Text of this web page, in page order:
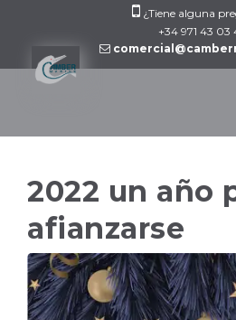
¿Tiene alguna
+34 971 43 03
2022 un año
afianzarse